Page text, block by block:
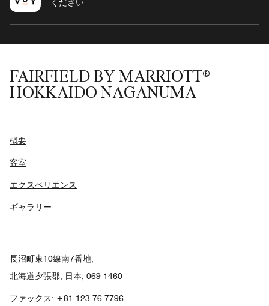
ください
FAIRFIELD BY MARRIOTT®
HOKKAIDO NAGANUMA
概要
客室
エクスペリエンス
ギャラリー
長沼町東10線南7番地,
北海道夕張郡, 日本, 069-1460
ファックス: +81 123-76-7796